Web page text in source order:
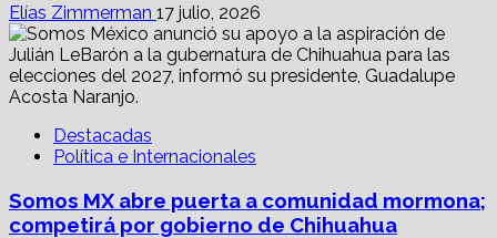
Elías Zimmerman 17 julio, 2026
Destacadas
Política e Internacionales
Somos MX abre puerta a comunidad mormona;
competirá por gobierno de Chihuahua